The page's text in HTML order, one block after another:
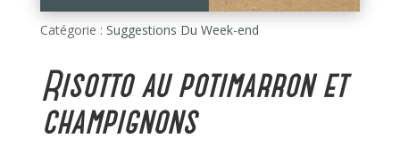
Catégorie : Suggestions Du Week-end
Risotto au potimarron et
champignons